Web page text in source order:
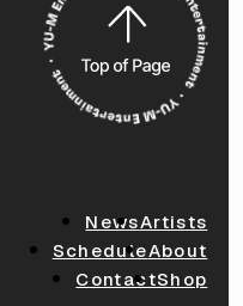
NewsArtists
ScheduleAbout
ContactShop